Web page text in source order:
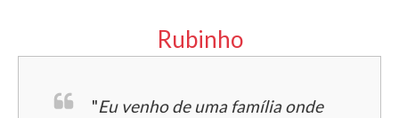
Rubinho
"Eu venho de uma família onde